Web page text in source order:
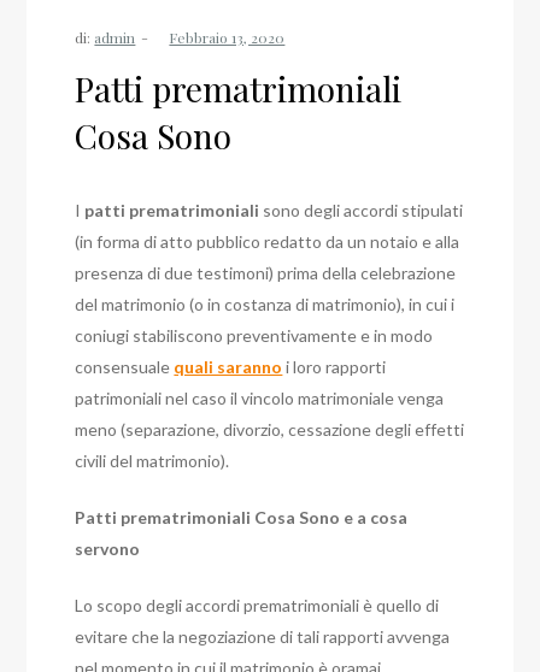
di: admin
Patti prematrimoniali
Cosa Sono
I patti prematrimoniali sono degli accordi stipulati
(in forma di atto pubblico redatto da un notaio e alla
presenza di due testimoni) prima della celebrazione
del matrimonio (o in costanza di matrimonio), in cui i
coniugi stabiliscono preventivamente e in modo
consensuale quali saranno i loro rapporti
patrimoniali nel caso il vincolo matrimoniale venga
meno (separazione, divorzio, cessazione degli effetti
civili del matrimonio).
Patti prematrimoniali Cosa Sono e a cosa
servono
Lo scopo degli accordi prematrimoniali è quello di
evitare che la negoziazione di tali rapporti avvenga
nel momento in cui il matrimonio è oramai